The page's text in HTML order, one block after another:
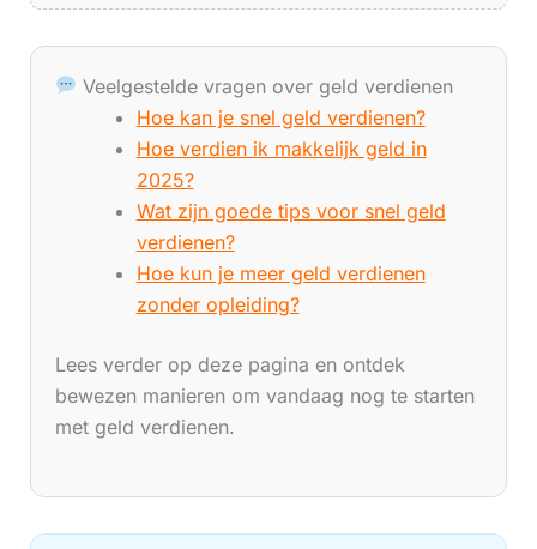
Veelgestelde vragen over geld verdienen
Hoe kan je snel geld verdienen?
Hoe verdien ik makkelijk geld in
2025?
Wat zijn goede tips voor snel geld
verdienen?
Hoe kun je meer geld verdienen
zonder opleiding?
Lees verder op deze pagina en ontdek
bewezen manieren om vandaag nog te starten
met geld verdienen.